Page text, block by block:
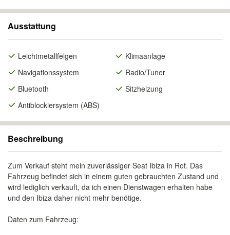
Ausstattung
Leichtmetallfelgen
Klimaanlage
Navigationssystem
Radio/Tuner
Bluetooth
Sitzheizung
Antiblockiersystem (ABS)
Beschreibung
Zum Verkauf steht mein zuverlässiger Seat Ibiza in Rot. Das
Fahrzeug befindet sich in einem guten gebrauchten Zustand und
wird lediglich verkauft, da ich einen Dienstwagen erhalten habe
und den Ibiza daher nicht mehr benötige.
Daten zum Fahrzeug: